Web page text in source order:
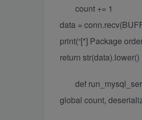
count += 1
data =
print(“[*] Package
return str(data).lower()
def
global count,